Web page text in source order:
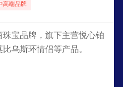
高端品牌
宝品牌，旗下主营悦心铂
乌斯环情侣等产品。